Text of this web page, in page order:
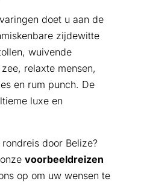
doet u aan de
zijdewitte
wuivende
relaxte mensen,
en rum punch. De
luxe en
door Belize?
voorbeeldreizen
op om uw wensen te